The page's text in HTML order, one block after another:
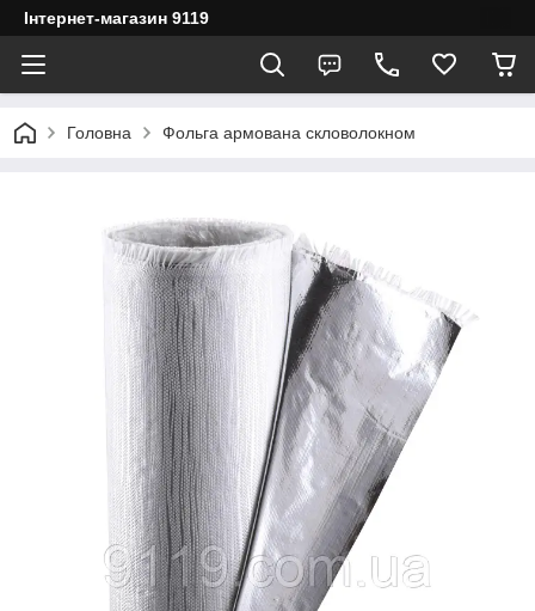
Інтернет-магазин 9119
Головна Фольга армована скловолокном